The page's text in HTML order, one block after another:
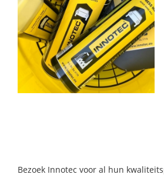
Bezoek Innotec voor al hun